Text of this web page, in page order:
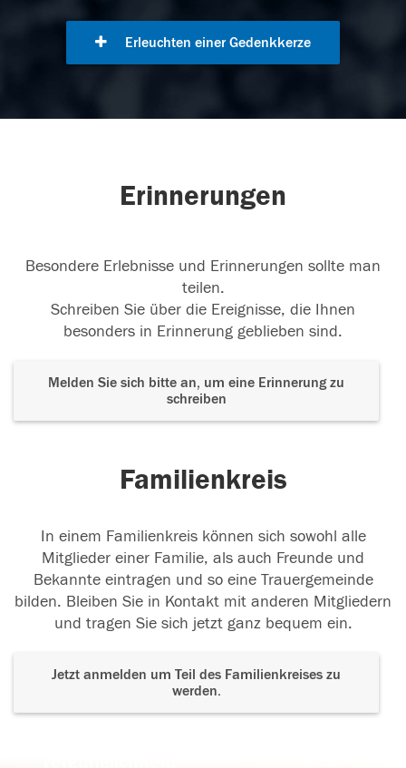
Erleuchten einer Gedenkkerze
Erinnerungen
Besondere Erlebnisse und Erinnerungen sollte man
teilen.
Schreiben Sie über die Ereignisse, die Ihnen
besonders in Erinnerung geblieben sind.
Melden Sie sich bitte an, um eine Erinnerung zu
schreiben
Familienkreis
In einem Familienkreis können sich sowohl alle
Mitglieder einer Familie, als auch Freunde und
Bekannte eintragen und so eine Trauergemeinde
bilden. Bleiben Sie in Kontakt mit anderen Mitgliedern
und tragen Sie sich jetzt ganz bequem ein.
Jetzt anmelden um Teil des Familienkreises zu
werden.